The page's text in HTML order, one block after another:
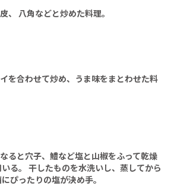
、
八角などと炒めた料理。
を合わせて炒め、うま味をまとわせた料
ると穴子、鱧など塩と山椒をふって乾燥
る。 干したものを水洗いし、蒸してから
ぴったりの塩が決め手。